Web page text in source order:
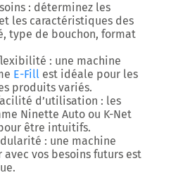
: déterminez les
les caractéristiques des
type de bouchon, format
: une machine
E-Fill est idéale pour les
produits variés.
d’utilisation : les
Ninette Auto ou K-Net
être intuitifs.
: une machine
avec vos besoins futurs est